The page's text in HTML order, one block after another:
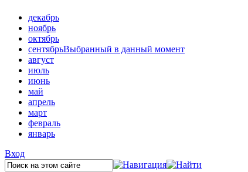
декабрь
ноябрь
октябрь
сентябрьВыбранный в данный момент
август
июль
июнь
май
апрель
март
февраль
январь
Вход